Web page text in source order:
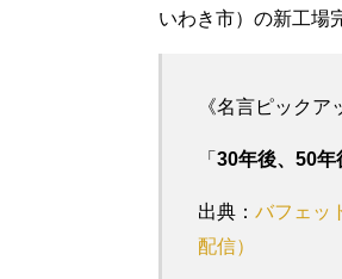
いわき市）の新工場
《名言ピック
「 30年後、50年
出典： バフェッ
配信）